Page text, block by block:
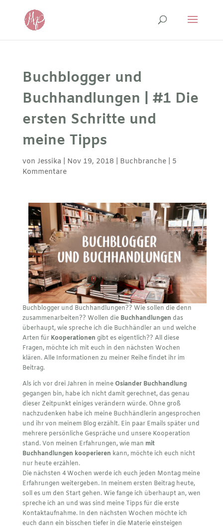
Buchblogger und
Buchhandlungen | #1 Die
ersten Schritte und
meine Tipps
von Jessika Nov 19, 2018 Buchbranche| 5
Kommentare
Buchblogger und Buchhandlungen?? Wie sollen die denn
zusammenarbeiten?? Wollen die Buchhandlungen das
überhaupt, wie spreche ich die Buchhändler an und welche
Arten für Kooperationen gibt es eigentlich?? All diese
Fragen, möchte ich mit euch in den nächsten Wochen
klären. Alle Informationen zu meiner Reihe findet ihr im
Beitrag.
Als ich vor drei Jahren in meine Osiander Buchhandlung
gegangen bin, habe ich nicht damit gerechnet, das genau
dieser Zeitpunkt einiges verändern würde. Ohne groß
nachzudenken habe ich meine Buchhändlerin angesprochen
und ihr von meinem Blog erzählt. Ein paar Emails später und
mehrere persönliche Gespräche und unsere Kooperation
stand. Von meinen Erfahrungen, wie man mit
Buchhandlungen kooperieren kann, möchte ich euch nicht
nur heute erzählen.
Die nächsten 4 Wochen werde ich euch jeden Montag meine
Erfahrungen weitergeben. In meinem ersten Beitrag heute,
soll es um den Start gehen. Wie fange ich überhaupt an, wen
spreche ich an und was sind meine Tipps für die erste
Kontaktaufnahme. In den nächsten Wochen möchte ich
euch dann ein bisschen tiefer in die Materie einsteigen